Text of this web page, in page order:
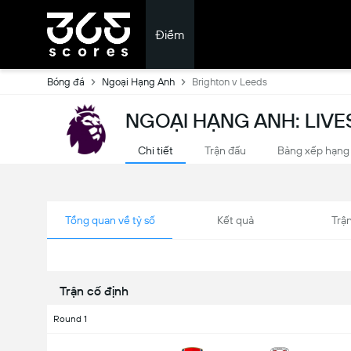
Điểm
Bóng đá Ngoại Hạng Anh Brighton v Leeds
NGOẠI HẠNG ANH:
Chi tiết Trận đấu Bảng xếp hạng
Tổng quan về tỷ số Kết quả
Trận cố định
Round 1